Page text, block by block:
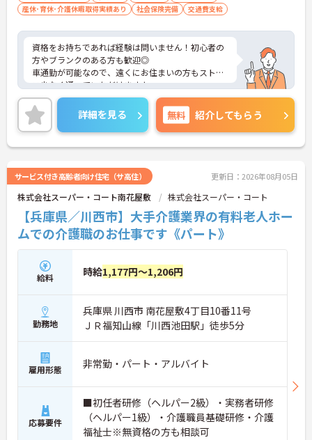
産休･育休･介護休暇取得実績あり
社会保険完備 交通費支給
資格をお持ちであれば経験は問いません！初心者の
方やブランクのある方も歓迎◎
車通勤が可能なので、遠くにお住まいの方もストレ
ス少なく通っていただけますよ。
ご興味ある方には、面接対策ポイントなど、さらに
詳細をお話しいたしますのでお気軽にご相談くださ
い。
詳細を見る 無料 紹介してもらう
サービス付き高齢者向け住宅（サ高住） 更新日：2026年08月05日
株式会社スーパー・コート南花屋敷 株式会社スーパー・コート
【兵庫県／川西市】大手介護業界の有料老人ホー
ムでの介護職のお仕事です《パート》
給料 時給1,177円～1,206円
勤務地
兵庫県 川西市 南花屋敷4丁目10番11号
ＪＲ福知山線「川西池田駅」徒歩5分
雇用形態 非常勤・パート・アルバイト
応募要件
■初任者研修（ヘルパー2級）・実務者研修
（ヘルパー1級）・介護職員基礎研修・介護
福祉士※無資格の方も相談可